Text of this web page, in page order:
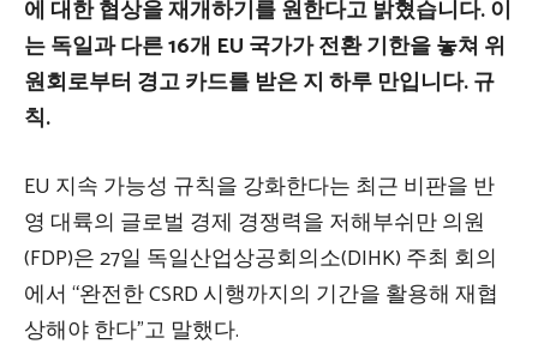
에 대한 협상을 재개하기를 원한다고 밝혔습니다. 이
는 독일과 다른 16개 EU 국가가 전환 기한을 놓쳐 위
원회로부터 경고 카드를 받은 지 하루 만입니다. 규
칙.
EU 지속 가능성 규칙을 강화한다는 최근 비판을 반
영 대륙의 글로벌 경제 경쟁력을 저해부쉬만 의원
(FDP)은 27일 독일산업상공회의소(DIHK) 주최 회의
에서 “완전한 CSRD 시행까지의 기간을 활용해 재협
상해야 한다”고 말했다.